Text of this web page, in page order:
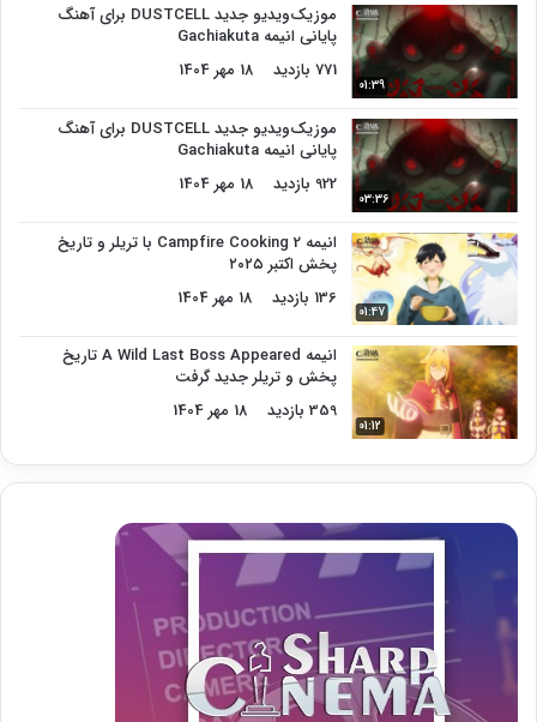
01:39
موزیک‌ویدیو جدید DUSTCELL برای آهنگ
پایانی انیمه Gachiakuta
771 بازدید
18 مهر 1404
03:36
موزیک‌ویدیو جدید DUSTCELL برای آهنگ
پایانی انیمه Gachiakuta
922 بازدید
18 مهر 1404
01:47
انیمه Campfire Cooking 2 با تریلر و تاریخ
پخش اکتبر ۲۰۲۵
136 بازدید
18 مهر 1404
01:12
انیمه A Wild Last Boss Appeared تاریخ
پخش و تریلر جدید گرفت
359 بازدید
18 مهر 1404